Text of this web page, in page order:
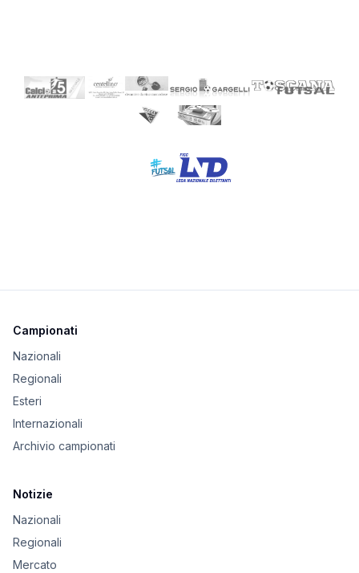
Campionati
Nazionali
Regionali
Esteri
Internazionali
Archivio campionati
Notizie
Nazionali
Regionali
Mercato